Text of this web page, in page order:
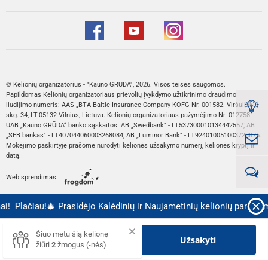
Šiuo metu šią kelionę
žiūri 2 žmogus (-nės)
Kaina nuo::
749 €
711.55 € Užsakyti
Plačiau!🎄 Prasidėjo Kalėdinių ir Naujametinių kelionių
© Kelionių organizatorius - "Kauno GRŪDA", 2026. Visos teisės saugomos.
Papildomas Kelionių organizatoriaus prievolių įvykdymo užtikrinimo draudimo
liudijimo numeris: AAS „BTA Baltic Insurance Company KOFG Nr. 001582. Viršuliškių
skg. 34, LT-05132 Vilnius, Lietuva. Kelionių organizatoriaus pažymėjimo Nr. 012758
UAB „Kauno GRŪDA“ banko sąskaitos: AB „Swedbank" - LT537300010134442557; AB
„SEB bankas" - LT407044060003268084; AB „Luminor Bank" - LT924010051003728875.
Mokėjimo paskirtyje prašome nurodyti kelionės užsakymo numerį, kelionės kryptį ir
datą.
Web sprendimas: